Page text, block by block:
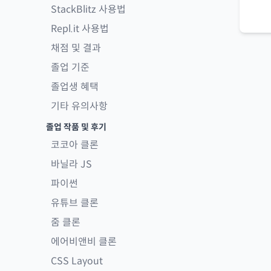
StackBlitz 사용법
Repl.it 사용법
채점 및 결과
졸업 기준
졸업생 혜택
기타 유의사항
졸업 작품 및 후기
코코아 클론
바닐라 JS
파이썬
유튜브 클론
줌 클론
에어비앤비 클론
CSS Layout